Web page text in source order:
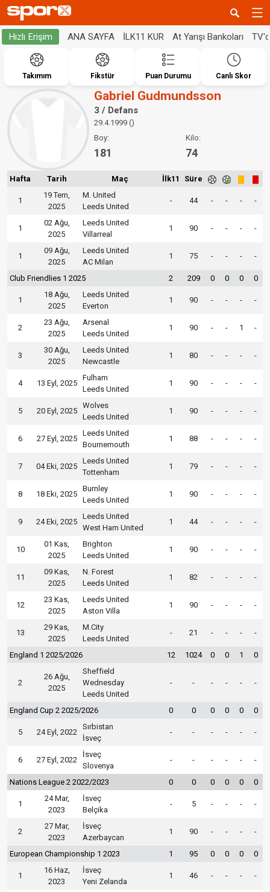
Hızlı Erişim ANA SAYFA İLK11 KUR At Yarışı Bankoları
Takımım Fikstür Puan Durumu Canlı Skor
Gabriel Gudmundsson
3 / Defans
29.4.1999 ()
Boy:
181
Kilo:
74
Hafta Tarih Maç İlk11 Süre
1
19 Tem,
2025
M. United
Leeds United
- 44 - - - -
1
02 Ağu,
2025
Leeds United
Villarreal
1 90 - - - -
1
09 Ağu,
2025
Leeds United
AC Milan
1 75 - - - -
Club Friendlies 1 2025 2 209 0 0 0 0
1
18 Ağu,
2025
Leeds United
Everton
1 90 - - - -
2
23 Ağu,
2025
Arsenal
Leeds United
1 90 - - 1 -
3
30 Ağu,
2025
Leeds United
Newcastle
1 80 - - - -
4 13 Eyl, 2025
Fulham
Leeds United
1 90 - - - -
5 20 Eyl, 2025
Wolves
Leeds United
1 90 - - - -
6 27 Eyl, 2025
Leeds United
Bournemouth
1 88 - - - -
7 04 Eki, 2025
Leeds United
Tottenham
1 79 - - - -
8 18 Eki, 2025
Burnley
Leeds United
1 90 - - - -
9 24 Eki, 2025
Leeds United
West Ham United
1 44 - - - -
10
01 Kas,
2025
Brighton
Leeds United
1 90 - - - -
11
09 Kas,
2025
N. Forest
Leeds United
1 82 - - - -
12
23 Kas,
2025
Leeds United
Aston Villa
1 90 - - - -
13
29 Kas,
2025
M.City
Leeds United
- 21 - - - -
England 1 2025/2026 12 1024 0 0 1 0
2
26 Ağu,
2025
Sheffield
Wednesday
Leeds United
- - - - - -
England Cup 2 2025/2026 0 0 0 0 0 0
5 24 Eyl, 2022
Sırbistan
İsveç
- - - - - -
6 27 Eyl, 2022
İsveç
Slovenya
- - - - - -
Nations League 2 2022/2023 0 0 0 0 0 0
1
24 Mar,
2023
İsveç
Belçika
- 5 - - - -
2
27 Mar,
2023
İsveç
Azerbaycan
1 90 - - - -
European Championship 1 2023 1 95 0 0 0 0
1
16 Haz,
2023
İsveç
Yeni Zelanda
1 46 - - - -